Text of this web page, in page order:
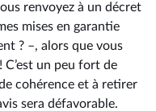
renvoyez à un décret
mises en garantie
? –, alors que vous
C’est un peu fort de
cohérence et à retirer
sera défavorable.